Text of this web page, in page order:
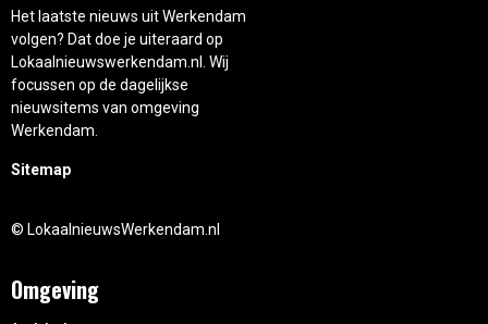
Het laatste nieuws uit Werkendam
volgen? Dat doe je uiteraard op
Lokaalnieuwswerkendam.nl. Wij
focussen op de dagelijkse
nieuwsitems van omgeving
Werkendam.
Sitemap
© LokaalnieuwsWerkendam.nl
Omgeving